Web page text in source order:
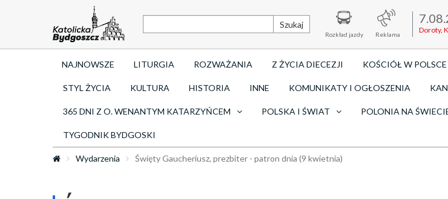
Szukaj
Rozkład jazdy Reklama Doroty,
NAJNOWSZE LITURGIA ROZWAŻANIA Z ŻYCIA DIECEZJI KOŚCIÓŁ W POLSCE
STYL ŻYCIA KULTURA HISTORIA INNE KOMUNIKATY I OGŁOSZENIA
365 DNI Z O. WENANTYM KATARZYŃCEM POLSKA I ŚWIAT POLONIA NA
TYGODNIK BYDGOSKI
Wydarzenia Święty Gaucheriusz, prezbiter - patron dnia (9 kwietnia)